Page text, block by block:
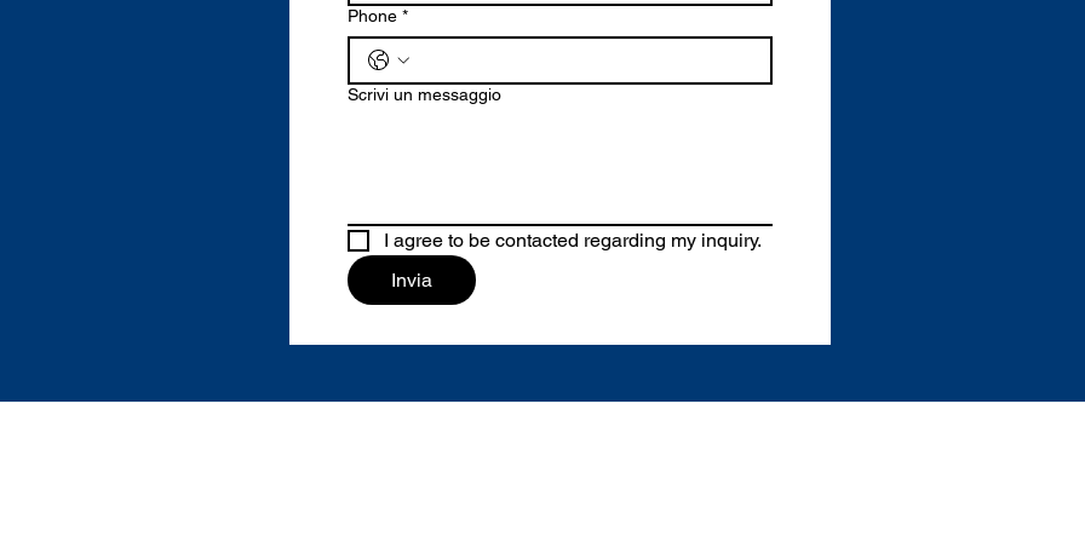
Phone *
Scrivi un messaggio
I agree to be contacted regarding my inquiry.
Invia